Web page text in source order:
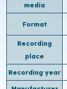
media
Format
Recording
place
Recording year